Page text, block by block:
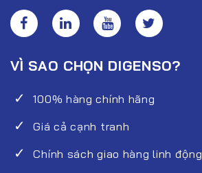
VÌ SAO CHỌN DIGENSO?
100% hàng chính hãng
Giá cả cạnh tranh
Chính sách giao hàng linh động